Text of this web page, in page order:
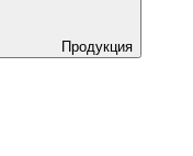
Продукция